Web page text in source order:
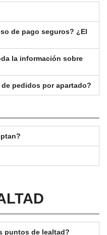
de pago seguros? ¿El
la información sobre
pedidos por apartado?
puntos de lealtad?